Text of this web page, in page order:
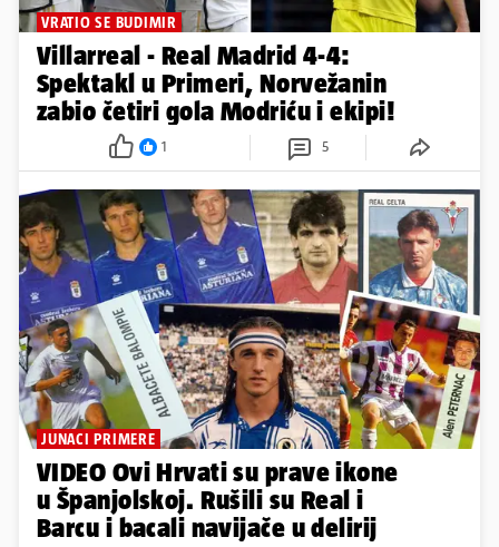
VRATIO SE BUDIMIR
Villarreal - Real Madrid 4-4:
Spektakl u Primeri, Norvežanin
zabio četiri gola Modriću i ekipi!
1 5
JUNACI PRIMERE
VIDEO Ovi Hrvati su prave ikone
u Španjolskoj. Rušili su Real i
Barcu i bacali navijače u delirij